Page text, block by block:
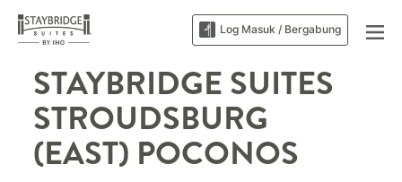
Log Masuk / Bergabung
STAYBRIDGE SUITES
STROUDSBURG
(EAST) POCONOS